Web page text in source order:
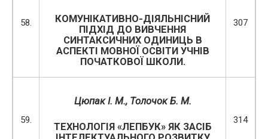
58.
КОМУНІКАТИВНО-ДІЯЛЬНІСНИЙ
ПІДХІД ДО ВИВЧЕННЯ
СИНТАКСИЧНИХ ОДИНИЦЬ В
АСПЕКТІ МОВНОЇ ОСВІТИ УЧНІВ
ПОЧАТКОВОЇ ШКОЛИ.
307
59.
Цюпак І. М., Толочок Б. М.
ТЕХНОЛОГІЯ «ЛЕПБУК» ЯК ЗАСІБ
314